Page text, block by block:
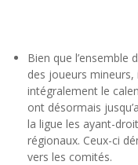
Bien que l’ensemble
des joueurs
intégralement le
ont désormais
la ligue les ayant-
régionaux. Ceux-ci
vers les comités.